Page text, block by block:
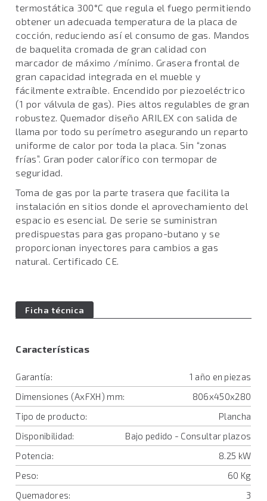
termostática 300°C que regula el fuego permitiendo
obtener un adecuada temperatura de la placa de
cocción, reduciendo así el consumo de gas. Mandos
de baquelita cromada de gran calidad con
marcador de máximo /mínimo. Grasera frontal de
gran capacidad integrada en el mueble y
fácilmente extraíble. Encendido por piezoeléctrico
(1 por válvula de gas). Pies altos regulables de gran
robustez. Quemador diseño ARILEX con salida de
llama por todo su perímetro asegurando un reparto
uniforme de calor por toda la placa. Sin “zonas
frías”. Gran poder calorífico con termopar de
seguridad.
Toma de gas por la parte trasera que facilita la
instalación en sitios donde el aprovechamiento del
espacio es esencial. De serie se suministran
predispuestas para gas propano-butano y se
proporcionan inyectores para cambios a gas
natural. Certificado CE.
Ficha técnica
Características
Garantía:
1 año en piezas
Dimensiones (AxFXH) mm:
806x450x280
Tipo de producto:
Plancha
Disponibilidad:
Bajo pedido - Consultar plazos
Potencia:
8.25 kW
Peso:
60 Kg
Quemadores:
3